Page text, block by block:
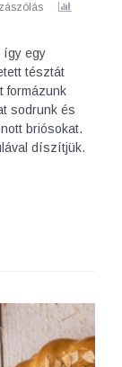
így egy
tésztát
formázunk
sodrunk és
briósokat.
díszítjük.